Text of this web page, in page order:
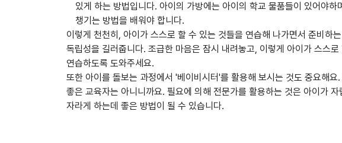
있게 하는 방법입니다. 아이의 가방에는 아이의 학교 물품들이 있어야하
챙기는 방법을 배워야 합니다.
이렇게 천천히, 아이가 스스로 할 수 있는 것들을 연습해 나가면서 준비하
독립성을 길러줍니다. 조급한 마음은 잠시 내려놓고, 이렇게 아이가 스스로
연습하도록 도와주세요.
또한 아이를 돌보는 과정에서 '베이비시터'를 활용해 보시는 것도 중요해요
좋은 교육자는 아니니까요. 필요에 의해 전문가를 활용하는 것은 아이가 자
자라게 하는데 좋은 방법이 될 수 있습니다.